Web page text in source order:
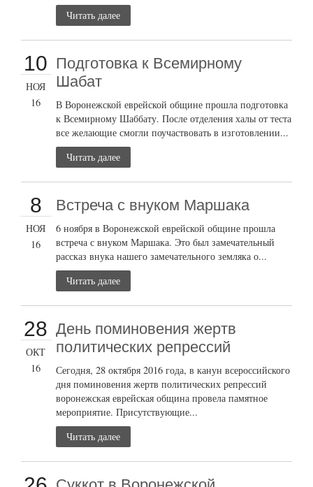
Читать далее
10
НОЯ
16
Подготовка к Всемирному
Шабат
В Воронежской еврейской общине прошла подготовка
к Всемирному Шаббату. После отделения халы от теста
все желающие смогли поучаствовать в изготовлении...
Читать далее
8
НОЯ
16
Встреча с внуком Маршака
6 ноября в Воронежской еврейской общине прошла
встреча с внуком Маршака. Это был замечательный
рассказ внука нашего замечательного земляка о...
Читать далее
28
ОКТ
16
День поминовения жертв
политических репрессий
Сегодня, 28 октября 2016 года, в канун всероссийского
дня поминовения жертв политических репрессий
воронежская еврейская община провела памятное
мероприятие. Присутствующие...
Читать далее